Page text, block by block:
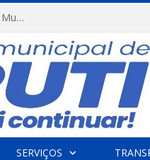
FESTRIBAL 2026 – No Coração da Amazônia. Apresentação da Munduruku.
SERVIÇOS